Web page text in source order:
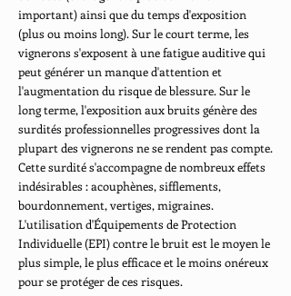
important) ainsi que du temps d'exposition
(plus ou moins long). Sur le court terme, les
vignerons s'exposent à une fatigue auditive qui
peut générer un manque d'attention et
l'augmentation du risque de blessure. Sur le
long terme, l'exposition aux bruits génère des
surdités professionnelles progressives dont la
plupart des vignerons ne se rendent pas compte.
Cette surdité s'accompagne de nombreux effets
indésirables : acouphènes, sifflements,
bourdonnement, vertiges, migraines.
L'utilisation d'Équipements de Protection
Individuelle (EPI) contre le bruit est le moyen le
plus simple, le plus efficace et le moins onéreux
pour se protéger de ces risques.